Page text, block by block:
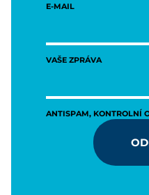
E-MAIL
VAŠE ZPRÁVA
ANTISPAM, KONTROLNÍ